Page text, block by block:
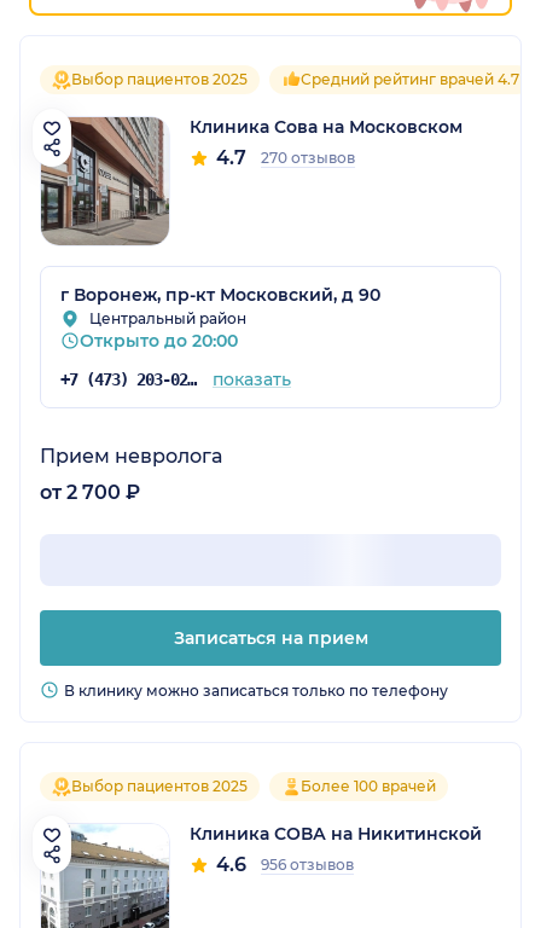
Выбор пациентов 2025 Средний рейтинг врачей 4.7
Клиника Сова на Московском
4.7 270 отзывов
г Воронеж, пр-кт Московский, д 90
Центральный район
Открыто до 20:00
+7 (473) 203-02-74 показать
Прием невролога
от 2 700 ₽
Записаться на прием
В клинику можно записаться только по телефону
Выбор пациентов 2025 Более 100 врачей
Клиника СОВА на Никитинской
4.6 956 отзывов